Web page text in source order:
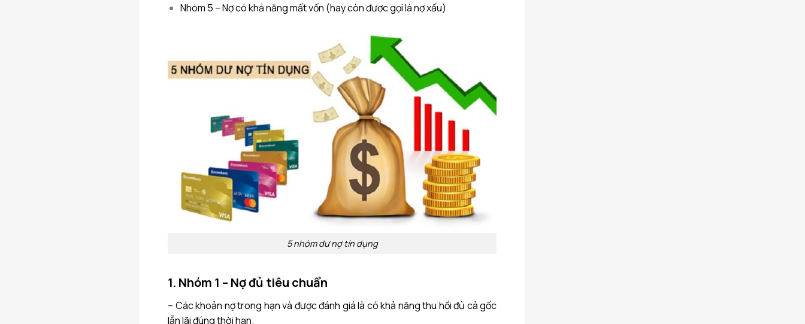
Nhóm 5 – Nợ có khả năng mất vốn (hay còn được gọi là nợ xấu)
5 nhóm dư nợ tín dụng
1. Nhóm 1 – Nợ đủ tiêu chuẩn
– Các khoản nợ trong hạn và được đánh giá là có khả năng thu hồi đủ cả gốc
lẫn lãi đúng thời hạn.